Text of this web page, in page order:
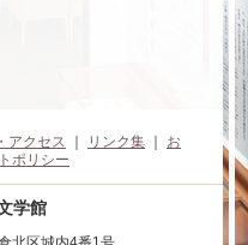
アクセス リンク集
お
ポリシー
学館